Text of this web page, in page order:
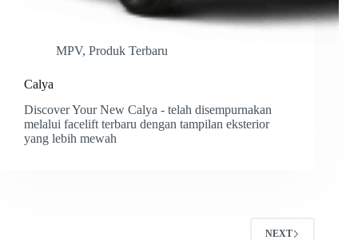
MPV, Produk Terbaru
Calya
Discover Your New Calya - telah disempurnakan
melalui facelift terbaru dengan tampilan eksterior
yang lebih mewah
NEXT